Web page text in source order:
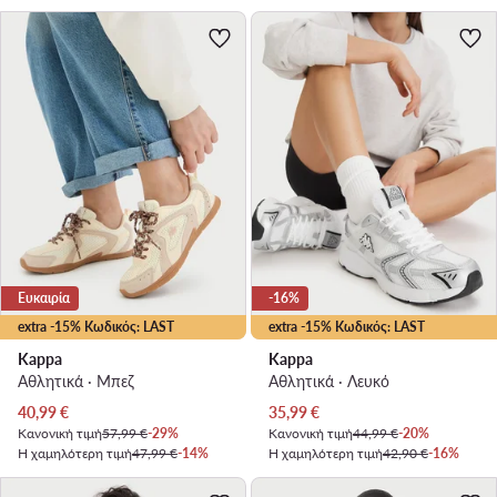
extra -15% Κωδικός: LAST
Ευκαιρία
Kappa
Αθλητικά · Μπεζ
Τρέχουσα τιμή
40,99€
Κανονική τιμή57,99 €-29%
Η χαμηλότερη τιμή47,99 €-14%
extra -15% Κωδικός: LAST
-16%
Kappa
Αθλητικά · Λευκό
Τρέχουσα τιμή
35,99€
Κανονική τιμή44,99 €-20%
Η χαμηλότερη τιμή42,90 €-16%